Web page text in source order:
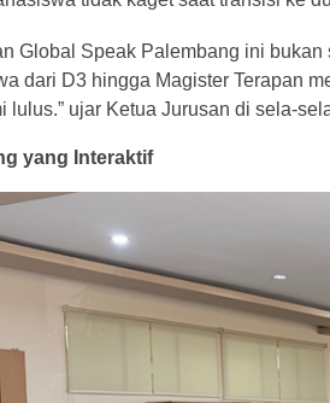
Global Speak Palembang ini
dari D3 hingga Magister Terapan
lulus.” ujar Ketua Jurusan di sela-
yang Interaktif